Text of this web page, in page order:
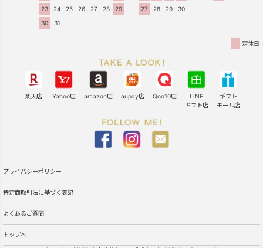
23
24 25 26 27 28
29
30
31
27
28 29 30
定休日
楽天店 Yahoo店 amazon店 aupay店 Qoo10店
LINE
ギフト店
ギフト
モール店
プライバシーポリシー
特定商取引法に基づく表記
よくあるご質問
トップへ